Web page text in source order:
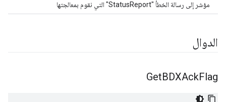
مؤشر إلى رسالة الخطأ "StatusReport" التي نقوم بمعالجتها
الدوال
GetBDXAckFlag